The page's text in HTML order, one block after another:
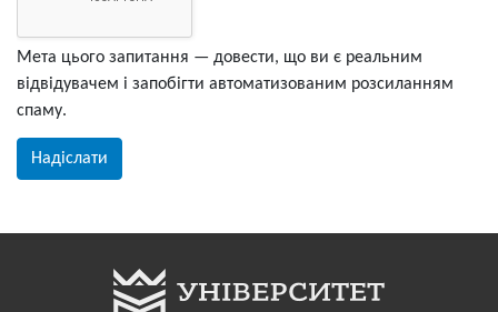
Мета цього запитання — довести, що ви є реальним
відвідувачем і запобігти автоматизованим розсиланням
спаму.
Надіслати